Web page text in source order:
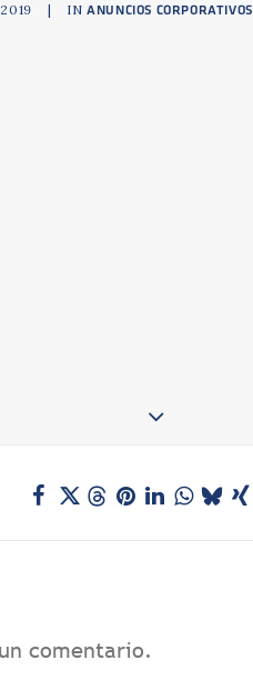
| INANUNCIOS CORPORATIVOS
comentario.